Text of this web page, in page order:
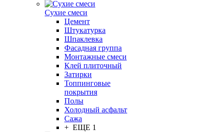
Сухие смеси
Цемент
Штукатурка
Шпаклевка
Фасадная группа
Монтажные смеси
Клей плиточный
Затирки
Топпинговые
покрытия
Полы
Холодный асфальт
Сажа
+ ЕЩЕ 1